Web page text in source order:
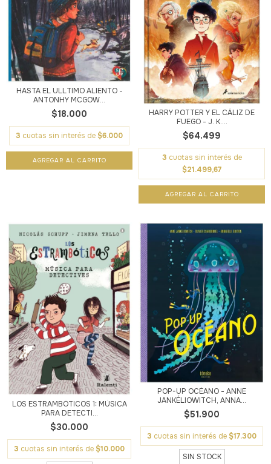
HASTA EL ULLTIMO ALIENTO -
ANTONHY MCGOW...
$18.000
3 cuotas sin interés de $6.000
HARRY POTTER Y EL CÁLIZ DE
FUEGO - J. K....
$64.499
3 cuotas sin interés de
$21.499,67
LOS ESTRAMBÓTICOS 1: MÚSICA
PARA DETECTI...
$30.000
3 cuotas sin interés de $10.000
POP-UP OCÉANO - ANNE
JANKÉLIOWITCH, ANNA...
$51.900
3 cuotas sin interés de $17.300
SIN STOCK